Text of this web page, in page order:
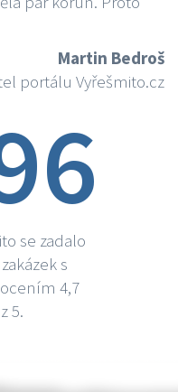
Martin Bedroš
portálu Vyřešmito.cz
se zadalo
s
4,7
5.